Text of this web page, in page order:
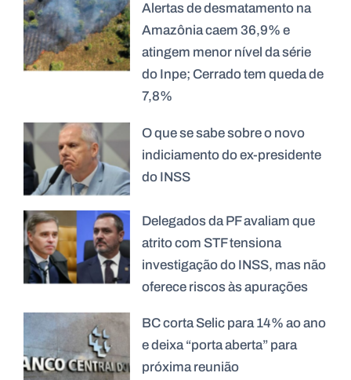
Alertas de desmatamento na
Amazônia caem 36,9% e
atingem menor nível da série
do Inpe; Cerrado tem queda de
7,8%
O que se sabe sobre o novo
indiciamento do ex-presidente
do INSS
Delegados da PF avaliam que
atrito com STF tensiona
investigação do INSS, mas não
oferece riscos às apurações
BC corta Selic para 14% ao ano
e deixa “porta aberta” para
próxima reunião